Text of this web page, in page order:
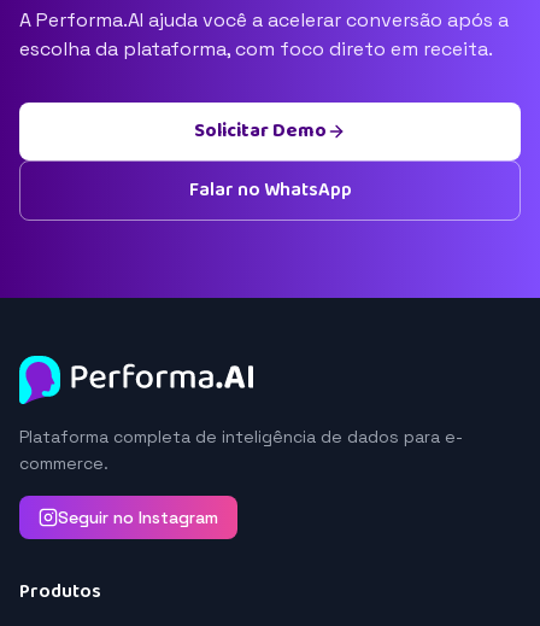
A Performa.AI ajuda você a acelerar conversão após a
escolha da plataforma, com foco direto em receita.
Solicitar Demo
Falar no WhatsApp
Plataforma completa de inteligência de dados para e-
commerce.
Seguir no Instagram
Produtos